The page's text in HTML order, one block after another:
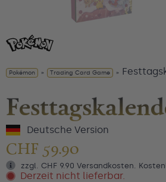
Pokémon » Trading Card Game »
Deutsche Version
CHF 59.90
zzgl. CHF 9.90 Versandkosten.
Derzeit nicht lieferbar.